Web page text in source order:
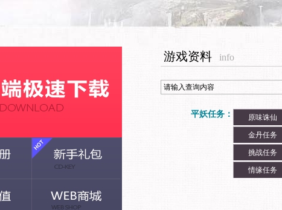
游戏资料 info
平妖任务： 原味诛仙
金丹任务
挑战任务
情缘任务